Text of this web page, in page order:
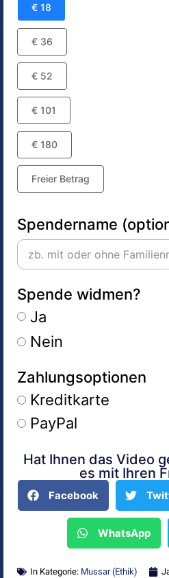
€ 18
€ 36
€ 52
€ 101
€ 180
Freier Betrag
Spendername
Spende widmen?
Ja
Nein
Zahlungsoptionen
Kreditkarte
PayPal
Alternative:
Hat Ihnen das Video
es mit Ihren
Facebook
WhatsApp
In Kategorie: Mussar (Ethik)